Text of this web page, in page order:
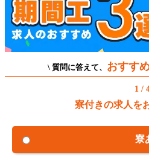
\ 質問に答えて、 おすす
1 /
寮付きの求人を
寮